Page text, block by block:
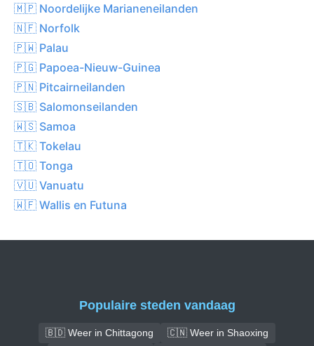
🇲🇵 Noordelijke Marianeneilanden
🇳🇫 Norfolk
🇵🇼 Palau
🇵🇬 Papoea-Nieuw-Guinea
🇵🇳 Pitcairneilanden
🇸🇧 Salomonseilanden
🇼🇸 Samoa
🇹🇰 Tokelau
🇹🇴 Tonga
🇻🇺 Vanuatu
🇼🇫 Wallis en Futuna
Populaire steden vandaag
🇧🇩 Weer in Chittagong
🇨🇳 Weer in Shaoxing